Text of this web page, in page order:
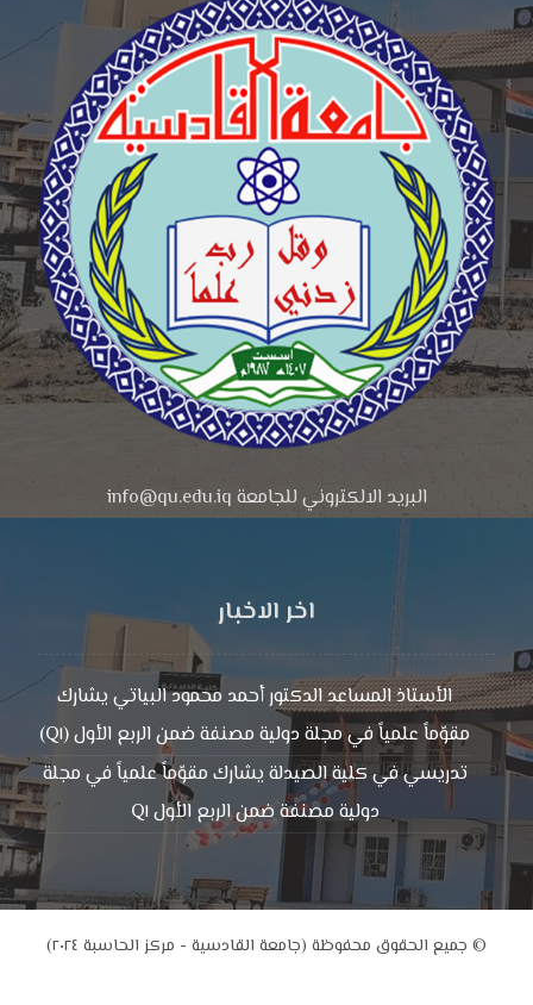
البريد الالكتروني للجامعة info@qu.edu.iq
اخر الاخبار
الأستاذ المساعد الدكتور أحمد محمود البياتي يشارك
مقوّماً علمياً في مجلة دولية مصنفة ضمن الربع الأول (Q١)
تدريسي في كلية الصيدلة يشارك مقوّماً علمياً في مجلة
دولية مصنفة ضمن الربع الأول Q١
© جميع الحقوق محفوظة (جامعة القادسية - مركز الحاسبة ٢٠٢٤)